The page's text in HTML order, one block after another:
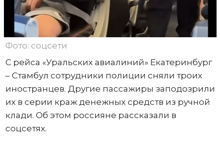
Фото: соцсети
С рейса «Уральских авиалиний» Екатеринбург
– Стамбул сотрудники полиции сняли троих
иностранцев. Другие пассажиры заподозрили
их в серии краж денежных средств из ручной
клади. Об этом россияне рассказали в
соцсетях.